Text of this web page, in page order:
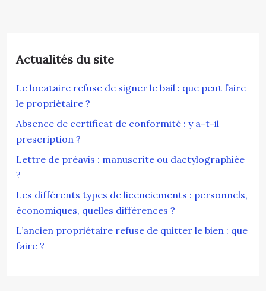
Actualités du site
Le locataire refuse de signer le bail : que peut faire
le propriétaire ?
Absence de certificat de conformité : y a-t-il
prescription ?
Lettre de préavis : manuscrite ou dactylographiée
?
Les différents types de licenciements : personnels,
économiques, quelles différences ?
L’ancien propriétaire refuse de quitter le bien : que
faire ?